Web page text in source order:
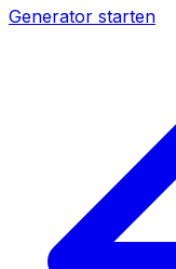
Generator starten